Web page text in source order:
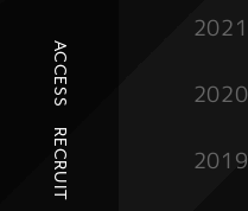
ACCESS
RECRUIT
2021
2020
2019